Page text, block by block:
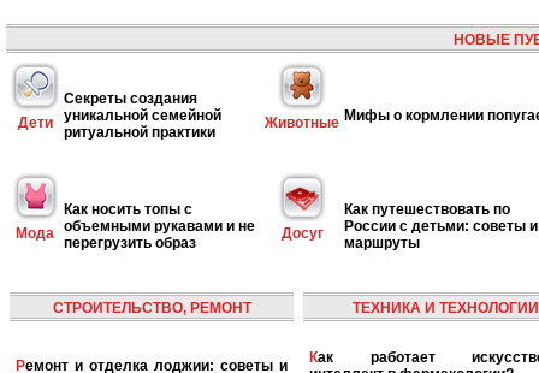
НОВЫЕ
Дети
Секреты создания
уникальной семейной
ритуальной практики
Животные Мифы о кормлении
Мода
Как носить топы с
объемными рукавами и не
перегрузить образ
Досуг
Как путешествовать по
России с детьми: советы и
маршруты
СТРОИТЕЛЬСТВО, РЕМОНТ
Ремонт и отделка лоджии: советы и
ТЕХНИКА И ТЕХНОЛОГИИ
Как работает искусственный